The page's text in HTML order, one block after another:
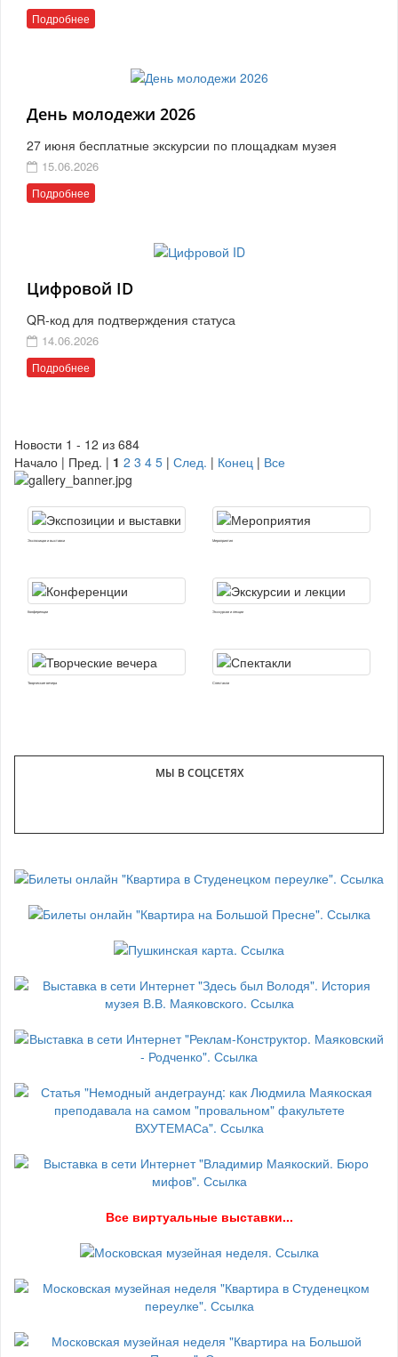
Подробнее
День молодежи 2026
27 июня бесплатные экскурсии по площадкам музея
15.06.2026
Подробнее
Цифровой ID
QR-код для подтверждения статуса
14.06.2026
Подробнее
Новости 1 - 12 из 684
Начало | Пред. | 1 2 3 4 5 | След. | Конец | Все
Экспозиции и выставки Мероприятия
Конференции Экскурсии и лекции
Творческие вечера Спектакли
МЫ В СОЦСЕТЯХ
Все виртуальные выставки...